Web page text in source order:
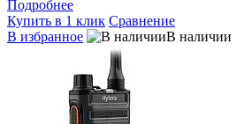
Подробнее
Купить в 1 клик Сравнение
В избранное
В наличии